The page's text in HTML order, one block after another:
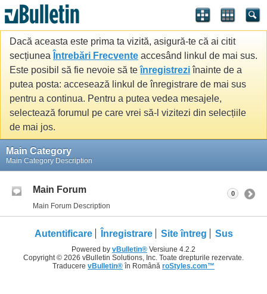
Dacă aceasta este prima ta vizită, asigură-te că ai citit
secțiunea Întrebări Frecvente accesând linkul de mai sus.
Este posibil să fie nevoie să teînregistreziînainte de a
putea posta: accesează linkul de înregistrare de mai sus
pentru a continua. Pentru a putea vedea mesajele,
selectează forumul pe care vrei să-l vizitezi din selecțiile
de mai jos.
Main Category
Main Category Description
Main Forum
Main Forum Description
0
Autentificare Înregistrare Site întreg Sus
Powered by vBulletin® Versiune 4.2.2
Copyright © 2026 vBulletin Solutions, Inc. Toate drepturile rezervate.
Traducere vBulletin® în Română roStyles.com™